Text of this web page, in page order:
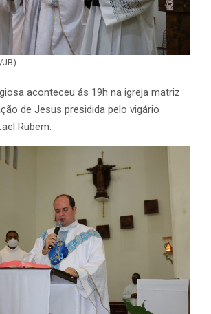
JB)
aconteceu ás 19h na igreja matriz
de Jesus presidida pelo vigário
Rubem.